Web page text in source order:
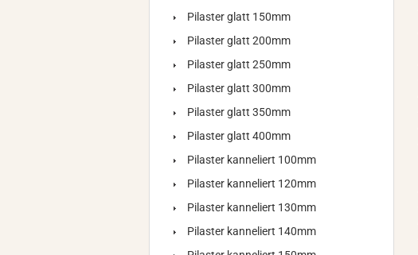
Pilaster glatt 150mm
Pilaster glatt 200mm
Pilaster glatt 250mm
Pilaster glatt 300mm
Pilaster glatt 350mm
Pilaster glatt 400mm
Pilaster kanneliert 100mm
Pilaster kanneliert 120mm
Pilaster kanneliert 130mm
Pilaster kanneliert 140mm